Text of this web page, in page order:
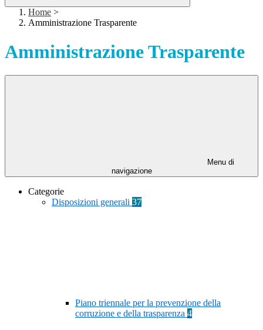
Home >
Amministrazione Trasparente
Amministrazione Trasparente
Menu di
navigazione
Categorie
Disposizioni generali 37
Piano triennale per la prevenzione della
corruzione e della trasparenza 4